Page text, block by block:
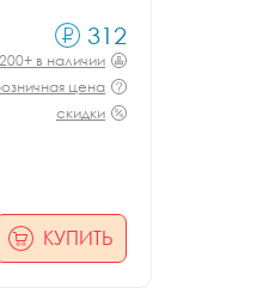
312
200+ в наличии
цена
скидки
КУПИТЬ